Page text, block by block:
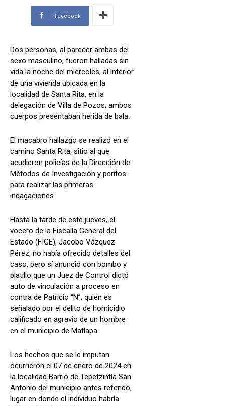
Facebook
Dos personas, al parecer ambas del
sexo masculino, fueron halladas sin
vida la noche del miércoles, al interior
de una vivienda ubicada en la
localidad de Santa Rita, en la
delegación de Villa de Pozos; ambos
cuerpos presentaban herida de bala.
El macabro hallazgo se realizó en el
camino Santa Rita, sitio al que
acudieron policías de la Dirección de
Métodos de Investigación y peritos
para realizar las primeras
indagaciones.
Hasta la tarde de este jueves, el
vocero de la Fiscalía General del
Estado (FIGE), Jacobo Vázquez
Pérez, no había ofrecido detalles del
caso, pero sí anunció con bombo y
platillo que un Juez de Control dictó
auto de vinculación a proceso en
contra de Patricio “N”, quien es
señalado por el delito de homicidio
calificado en agravio de un hombre
en el municipio de Matlapa.
Los hechos que se le imputan
ocurrieron el 07 de enero de 2024 en
la localidad Barrio de Tepetzintla San
Antonio del municipio antes referido,
lugar en donde el individuo habría